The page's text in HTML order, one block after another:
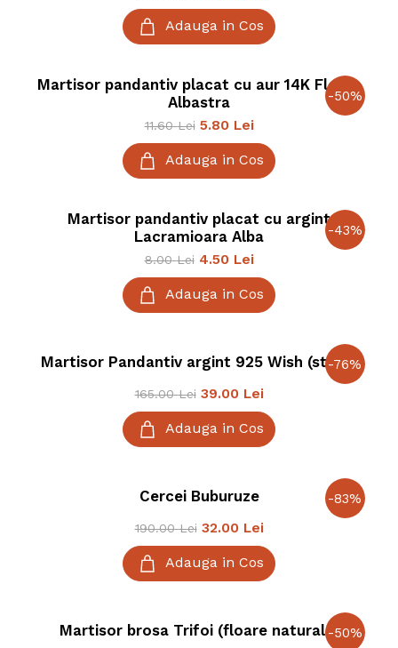
Adauga in Cos
-50%
Martisor pandantiv placat cu aur 14K Floare
Albastra
11.60 Lei 5.80 Lei
Adauga in Cos
-43%
Martisor pandantiv placat cu argint
Lacramioara Alba
8.00 Lei 4.50 Lei
Adauga in Cos
-76%
Martisor Pandantiv argint 925 Wish (sticla)
165.00 Lei 39.00 Lei
Adauga in Cos
-83%
Cercei Buburuze
190.00 Lei 32.00 Lei
Adauga in Cos
-50%
Martisor brosa Trifoi (floare naturala)